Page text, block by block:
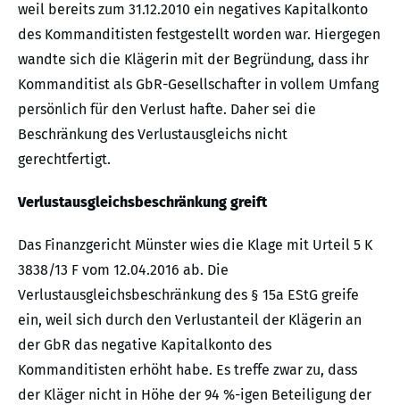
weil bereits zum 31.12.2010 ein negatives Kapitalkonto
des Kommanditisten festgestellt worden war. Hiergegen
wandte sich die Klägerin mit der Begründung, dass ihr
Kommanditist als GbR-Gesellschafter in vollem Umfang
persönlich für den Verlust hafte. Daher sei die
Beschränkung des Verlustausgleichs nicht
gerechtfertigt.
Verlustausgleichsbeschränkung greift
Das Finanzgericht Münster wies die Klage mit Urteil 5 K
3838/13 F vom 12.04.2016 ab. Die
Verlustausgleichsbeschränkung des § 15a EStG greife
ein, weil sich durch den Verlustanteil der Klägerin an
der GbR das negative Kapitalkonto des
Kommanditisten erhöht habe. Es treffe zwar zu, dass
der Kläger nicht in Höhe der 94 %-igen Beteiligung der